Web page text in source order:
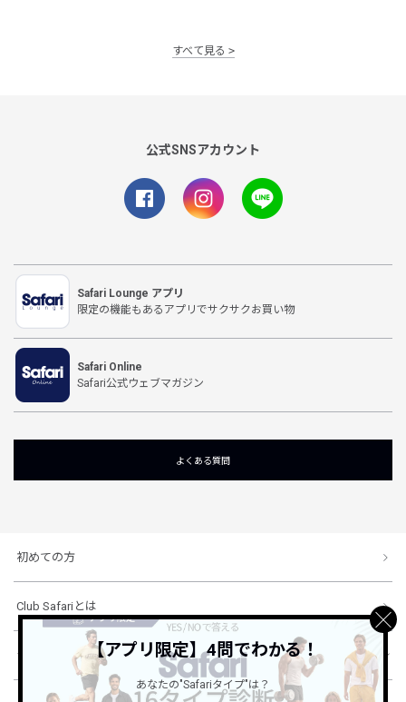
すべて見る
公式SNSアカウント
Safari Lounge アプリ
限定の機能もあるアプリでサクサクお買い物
Safari Online
Safari公式ウェブマガジン
よくある質問
初めての方
Club Safariとは
ショッピングガイド【アプリ限定】4問でわかる！
あなたの"Safariタイプ"は？